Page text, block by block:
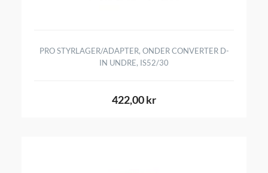
PRO STYRLAGER/ADAPTER, ONDER CONVERTER D-
IN UNDRE, IS52/30
422,00 kr